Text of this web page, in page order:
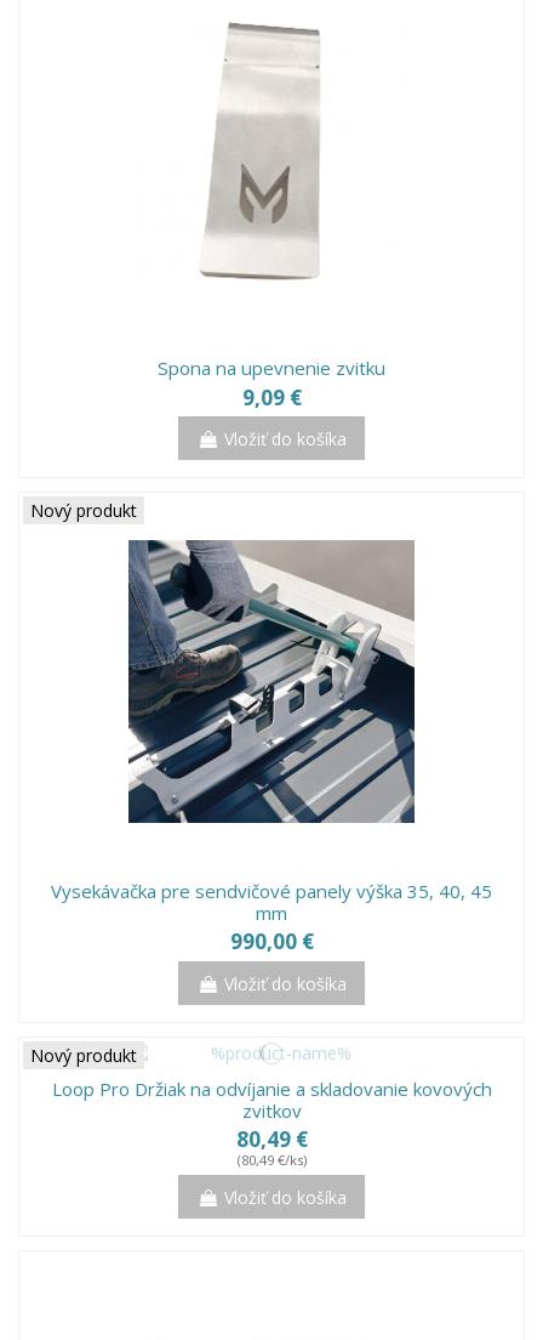
Spona na upevnenie zvitku
9,09 €
Vložiť do košíka
Nový produkt
Vysekávačka pre sendvičové panely výška 35, 40, 45
mm
990,00 €
Vložiť do košíka
Nový produkt
Loop Pro Držiak na odvíjanie a skladovanie kovových
zvitkov
80,49 €
(80,49 €/ks)
Vložiť do košíka